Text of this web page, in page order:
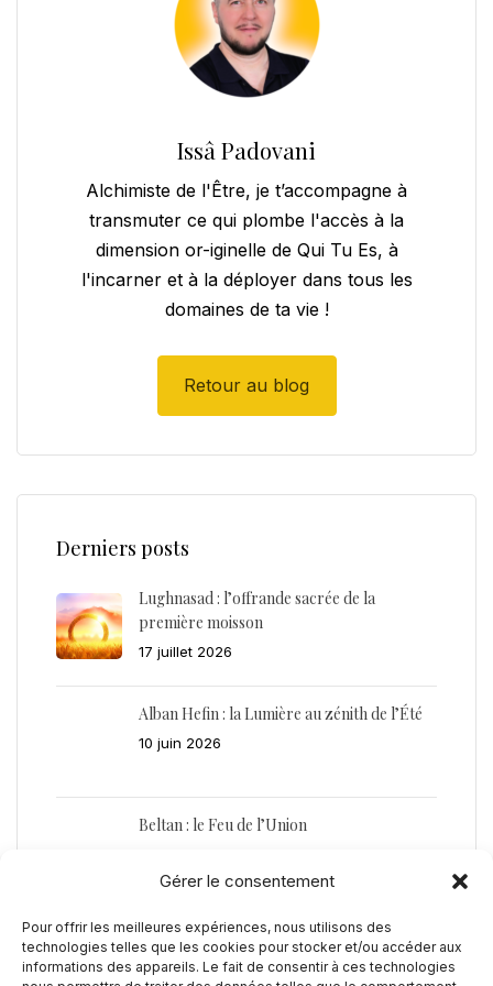
Gérer le consentement
Pour offrir les meilleures expériences, nous utilisons des
technologies telles que les cookies pour stocker et/ou accéder aux
informations des appareils. Le fait de consentir à ces technologies
Issâ Padovani
Alchimiste de l'Être, je t’accompagne à
transmuter ce qui plombe l'accès à la
dimension or-iginelle de Qui Tu Es, à
l'incarner et à la déployer dans tous les
domaines de ta vie !
Retour au blog
Derniers posts
Lughnasad : l’offrande sacrée de la
première moisson
17 juillet 2026
Alban Hefin : la Lumière au zénith de l’Été
10 juin 2026
Beltan : le Feu de l’Union
Alban Eilir : la Lumière du Renouveau
22 janvier 2026